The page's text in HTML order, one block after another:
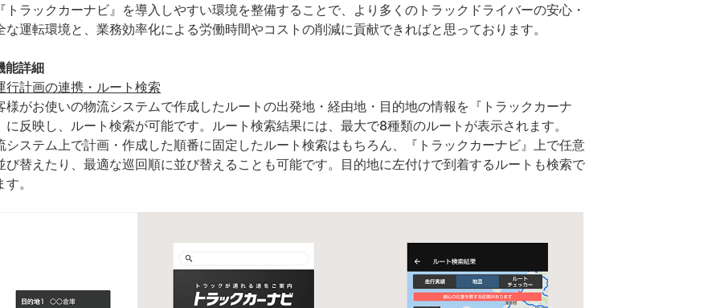
ラックカーナビ』を導入しやすい環境を整備することで、より多くのトラックドライバーの安心・
な運転環境と、業務効率化による労働時間やコストの削減に貢献できればと思っております。
詳細
行計画の連携・ルート検索
様がお使いの物流システムで作成したルートの出発地・経由地・目的地の情報を『トラックカーナ
に反映し、ルート検索が可能です。ルート検索結果には、最大で8種類のルートが表示されます。
システム上で計画・作成した順番に固定したルート検索はもちろん、『トラックカーナビ』上で任意
び替えたり、最適な巡回順に並び替えることも可能です。目的地に左付けで到着するルートも検索で
す。